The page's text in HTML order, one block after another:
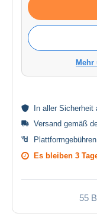
Mehr
In aller Sicherheit
Versand gemäß
Es bleiben 3
55